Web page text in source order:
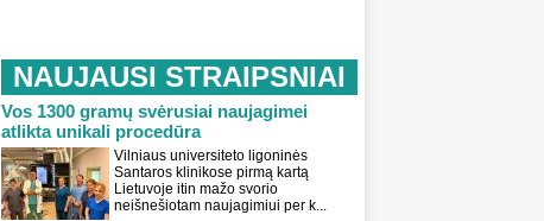
NAUJAUSI STRAIPSNIAI
Vos 1300 gramų svėrusiai naujagimei
atlikta unikali procedūra
Vilniaus universiteto ligoninės
Santaros klinikose pirmą kartą
Lietuvoje itin mažo svorio
neišnešiotam naujagimiui per k...